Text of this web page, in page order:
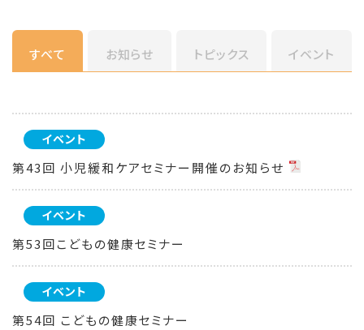
すべて お知らせ トピックス イベント
イベント
第43回 小児緩和ケアセミナー開催のお知らせ
イベント
第53回こどもの健康セミナー
イベント
第54回 こどもの健康セミナー